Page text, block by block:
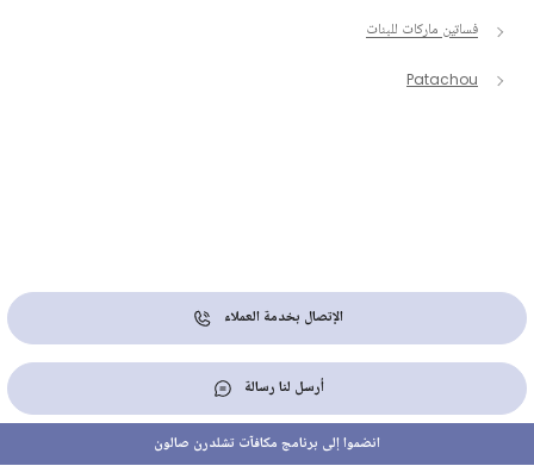
فساتين ماركات للبنات
Patachou
الإتصال بخدمة العملاء
أرسل لنا رسالة
انضموا إلى برنامج مكافآت تشلدرن صالون